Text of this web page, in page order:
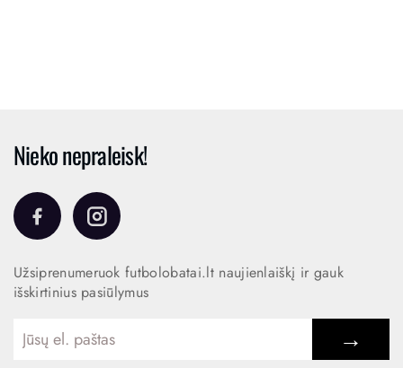
Nieko nepraleisk!
Užsiprenumeruok futbolobatai.lt naujienlaiškį ir gauk
išskirtinius pasiūlymus
→